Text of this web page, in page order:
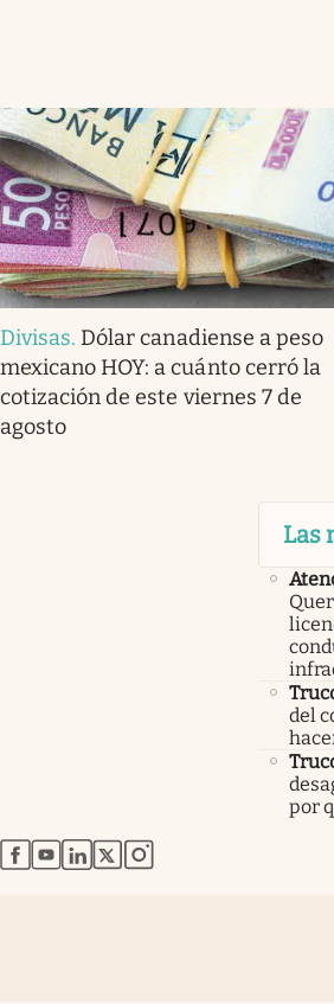
Divisas. Dólar canadiense a peso
mexicano HOY: a cuánto cerró la
cotización de este viernes 7 de
agosto
Las
del
por
abre en nueva pestaña
abre en nueva pestaña
abre en nueva pestaña
abre en nueva pestaña
abre en nueva pestaña